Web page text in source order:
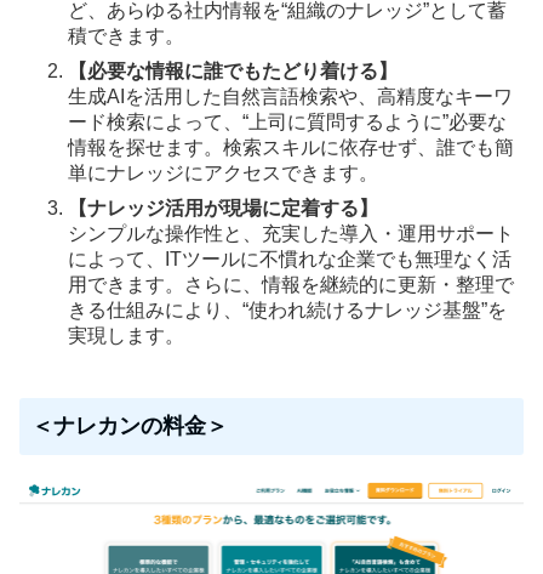
ど、あらゆる社内情報を“組織のナレッジ”として蓄
積できます。
【必要な情報に誰でもたどり着ける】
生成AIを活用した自然言語検索や、高精度なキーワ
ード検索によって、“上司に質問するように”必要な
情報を探せます。検索スキルに依存せず、誰でも簡
単にナレッジにアクセスできます。
【ナレッジ活用が現場に定着する】
シンプルな操作性と、充実した導入・運用サポート
によって、ITツールに不慣れな企業でも無理なく活
用できます。さらに、情報を継続的に更新・整理で
きる仕組みにより、“使われ続けるナレッジ基盤”を
実現します。
＜ナレカンの料金＞